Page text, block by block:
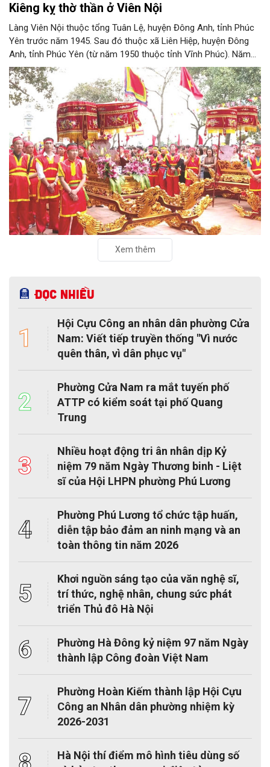
Kiêng kỵ thờ thần ở Viên Nội
Làng Viên Nội thuộc tổng Tuân Lệ, huyện Đông Anh, tỉnh Phúc
Yên trước năm 1945. Sau đó thuộc xã Liên Hiệp, huyện Đông
Anh, tỉnh Phúc Yên (từ năm 1950 thuộc tỉnh Vĩnh Phúc). Năm
1961, làng được sáp nhập vào Hà Nội. Năm 1965, Viên Nội
thuộc xã Vân Nội; từ ngày 1/7/2025 thuộc xã Phúc Thịnh, Hà
Nội. Viên Nội thờ hai vị thần là Đống Băng và Uông Tá (thời
Hùng Vương thứ 18) cùng Diệu La công chúa, nữ tướng thời Hai
Bà Trưng.
Xem thêm
Đọc nhiều
1
Hội Cựu Công an nhân dân phường Cửa
Nam: Viết tiếp truyền thống "Vì nước
quên thân, vì dân phục vụ"
2
Phường Cửa Nam ra mắt tuyến phố
ATTP có kiểm soát tại phố Quang
Trung
3
Nhiều hoạt động tri ân nhân dịp Kỷ
niệm 79 năm Ngày Thương binh - Liệt
sĩ của Hội LHPN phường Phú Lương
4
Phường Phú Lương tổ chức tập huấn,
diễn tập bảo đảm an ninh mạng và an
toàn thông tin năm 2026
5
Khơi nguồn sáng tạo của văn nghệ sĩ,
trí thức, nghệ nhân, chung sức phát
triển Thủ đô Hà Nội
6
Phường Hà Đông kỷ niệm 97 năm Ngày
thành lập Công đoàn Việt Nam
7
Phường Hoàn Kiếm thành lập Hội Cựu
Công an Nhân dân phường nhiệm kỳ
2026-2031
Hà Nội thí điểm mô hình tiêu dùng số